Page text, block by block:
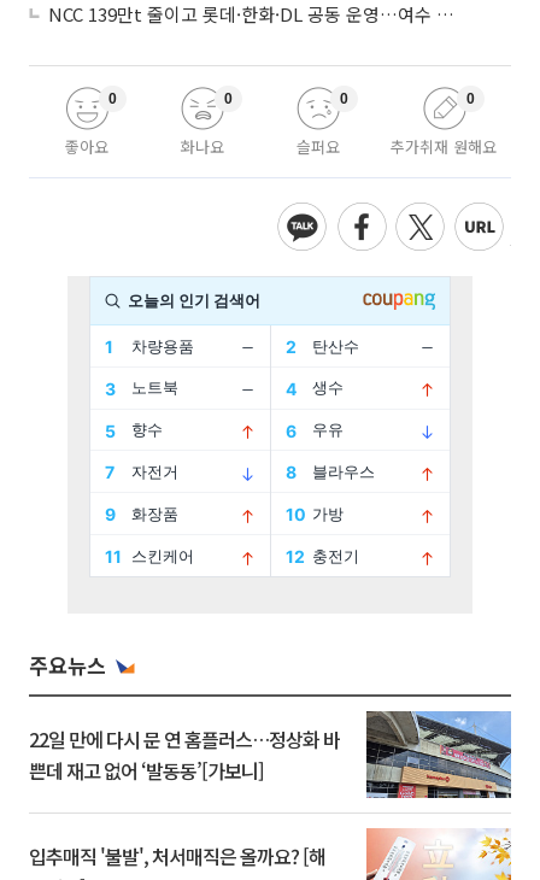
NCC 139만t 줄이고 롯데·한화·DL 공동 운영…여수 1호 본궤도
좋아요
0
화나요
0
슬퍼요
0
추가취재 원해요
0
주요뉴스
22일 만에 다시 문 연 홈플러스…정상화 바
쁜데 재고 없어 ‘발동동’[가보니]
입추매직 '불발', 처서매직은 올까요? [해